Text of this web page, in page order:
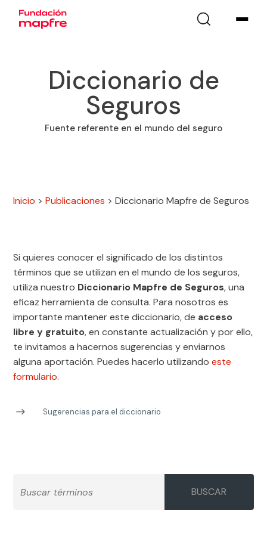
Diccionario de
Seguros
Fuente referente en el mundo del seguro
Inicio >Publicaciones >Diccionario Mapfre de Seguros
Si quieres conocer el significado de los distintos
términos que se utilizan en el mundo de los seguros,
utiliza nuestro Diccionario Mapfre de Seguros, una
eficaz herramienta de consulta. Para nosotros es
importante mantener este diccionario, de acceso
libre y gratuito, en constante actualización y por ello,
te invitamos a hacernos sugerencias y enviarnos
alguna aportación. Puedes hacerlo utilizandoeste
formulario.
Sugerencias para el diccionario
BUSCAR